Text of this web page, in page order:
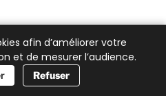
afin d’améliorer votre
et de mesurer l’audience.
Refuser📞 Besoin d’aide ?